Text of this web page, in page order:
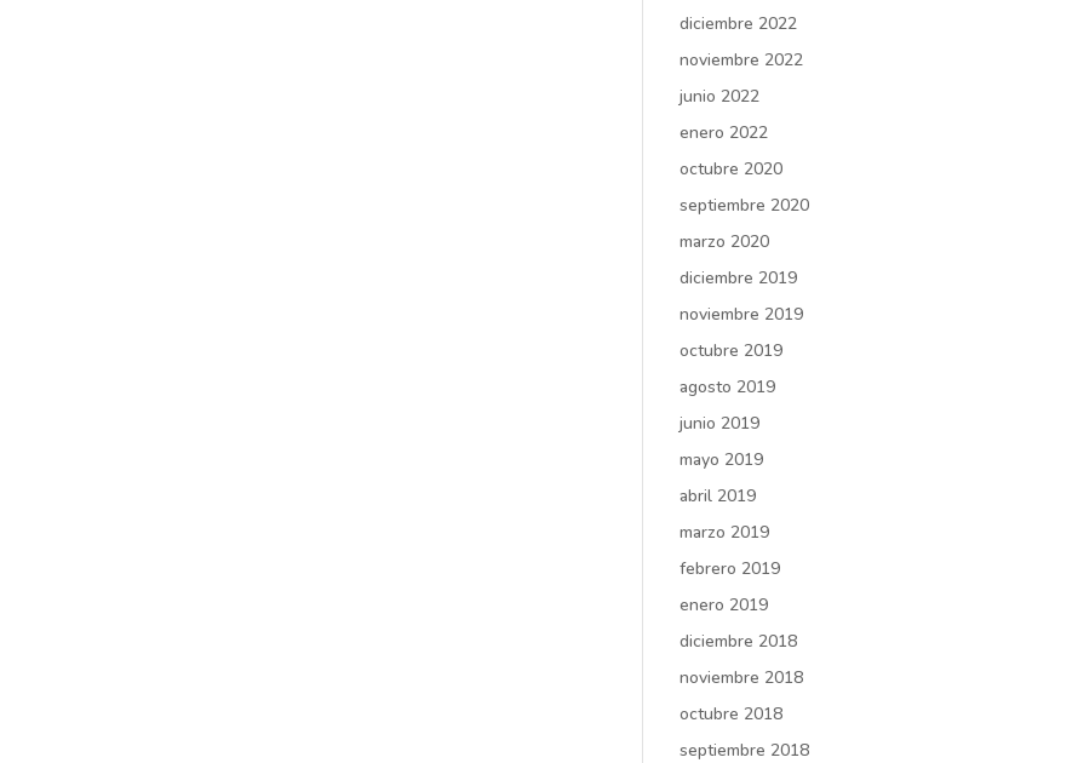
diciembre 2022
noviembre 2022
junio 2022
enero 2022
octubre 2020
septiembre 2020
marzo 2020
diciembre 2019
noviembre 2019
octubre 2019
agosto 2019
junio 2019
mayo 2019
abril 2019
marzo 2019
febrero 2019
enero 2019
diciembre 2018
noviembre 2018
octubre 2018
septiembre 2018